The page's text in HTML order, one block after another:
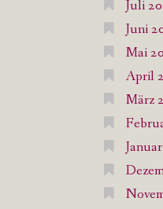
Juli
Juni
Mai
April
März